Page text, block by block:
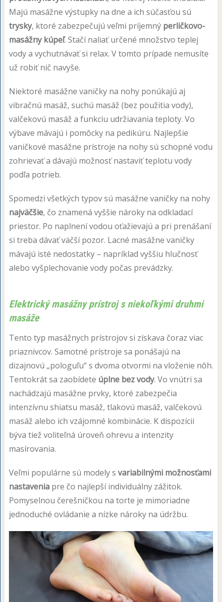
Majú masážne výstupky na dne a ich súčasťou sú
trysky, ktoré zabezpečujú veľmi príjemný perličkovo-
masážny kúpeľ. Stačí naliať určené množstvo teplej
vody a vychutnávať si relax. V tomto prípade nemusíte
už robiť nič navyše.
Niektoré masážne vaničky na nohy ponúkajú aj
vibračnú masáž, suchú masáž (bez použitia vody),
valčekovú masáž a funkciu udržiavania teploty. Vo
výbave mávajú i pomôcky na pedikúru. Najlepšie
vaničkové masážne prístroje na nohy sú schopné vodu
zohrievať a dávajú možnosť nastaviť teplotu vody
podľa potrieb.
Spomedzi všetkých typov sú masážne vaničky na nohy
najväčšie, čo znamená vyššie nároky na odkladací
priestor. Po naplnení vodou oťažievajú a pri prenášaní
si treba dávať väčší pozor. Lacné masážne vaničky
mávajú isté nedostatky – napríklad vyššiu hlučnosť
alebo vyšplechovanie vody počas prevádzky.
Elektrický masážny prístroj s niekoľkými druhmi
masáže
Tento typ masážnych prístrojov si získava čoraz viac
priaznivcov. Samotné prístroje sa ponášajú na
dizajnovú „pologuľu“ s dvoma otvormi na vloženie nôh.
Tentokrát sa zaobídete úplne bez vody. Vo vnútri sa
nachádzajú masážne prvky, ktoré zabezpečia
intenzívnu shiatsu masáž, tlakovú masáž, valčekovú
masáž alebo ich vzájomné kombinácie. K dispozícii
býva tiež voliteľná úroveň ohrevu a intenzity
masírovania.
Veľmi populárne sú modely s variabilnými možnosťami
nastaveniapre čo najlepší individuálny zážitok.
Pomyselnou čerešničkou na torte je mimoriadne
jednoduché ovládanie a nízke nároky na údržbu.